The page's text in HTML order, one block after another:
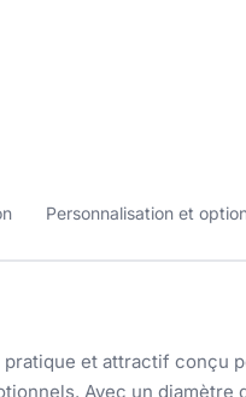
Personnalisation et
et attractif conçu
Avec un diamètre